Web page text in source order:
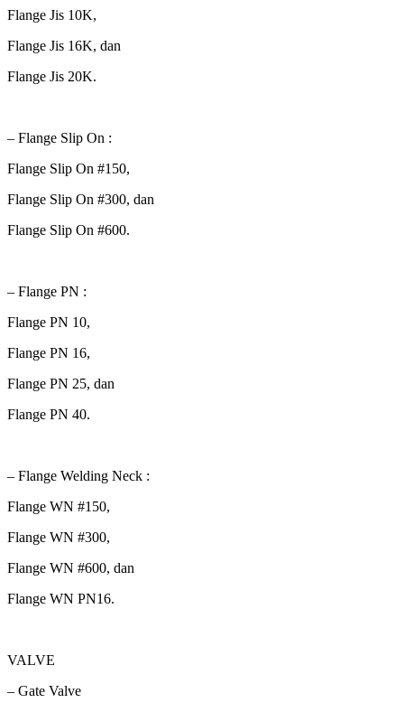
Flange Jis 10K,
Flange Jis 16K, dan
Flange Jis 20K.
– Flange Slip On :
Flange Slip On #150,
Flange Slip On #300, dan
Flange Slip On #600.
– Flange PN :
Flange PN 10,
Flange PN 16,
Flange PN 25, dan
Flange PN 40.
– Flange Welding Neck :
Flange WN #150,
Flange WN #300,
Flange WN #600, dan
Flange WN PN16.
VALVE
– Gate Valve